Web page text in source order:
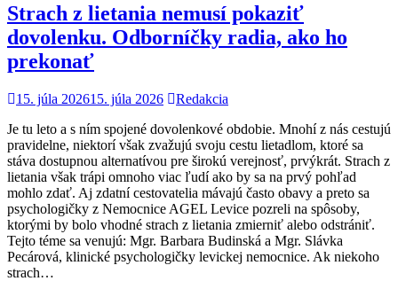
Strach z lietania nemusí pokaziť
dovolenku. Odborníčky radia, ako ho
prekonať
15. júla 202615. júla 2026
Redakcia
Je tu leto a s ním spojené dovolenkové obdobie. Mnohí z nás cestujú
pravidelne, niektorí však zvažujú svoju cestu lietadlom, ktoré sa
stáva dostupnou alternatívou pre širokú verejnosť, prvýkrát. Strach z
lietania však trápi omnoho viac ľudí ako by sa na prvý pohľad
mohlo zdať. Aj zdatní cestovatelia mávajú často obavy a preto sa
psychologičky z Nemocnice AGEL Levice pozreli na spôsoby,
ktorými by bolo vhodné strach z lietania zmierniť alebo odstrániť.
Tejto téme sa venujú: Mgr. Barbara Budinská a Mgr. Slávka
Pecárová, klinické psychologičky levickej nemocnice. Ak niekoho
strach…